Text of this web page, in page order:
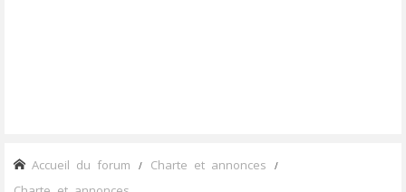
Accueil du forum Charte et annonces